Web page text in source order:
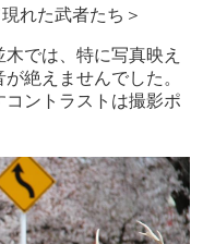
れた武者たち＞
では、特に写真映え
絶えませんでした。
ントラストは撮影ポ